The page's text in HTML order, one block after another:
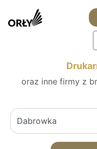
oraz inne firmy z